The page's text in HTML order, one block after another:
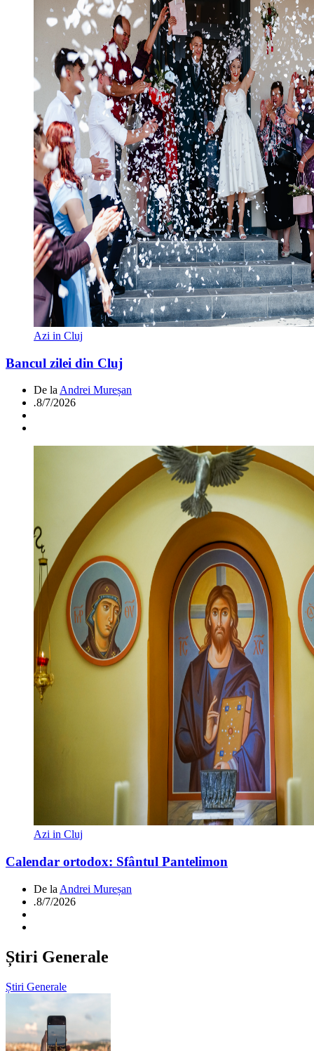
Azi in Cluj
Bancul zilei din Cluj
De la Andrei Mureșan
.8/7/2026
Azi in Cluj
Calendar ortodox: Sfântul Pantelimon
De la Andrei Mureșan
.8/7/2026
Știri Generale
Știri Generale